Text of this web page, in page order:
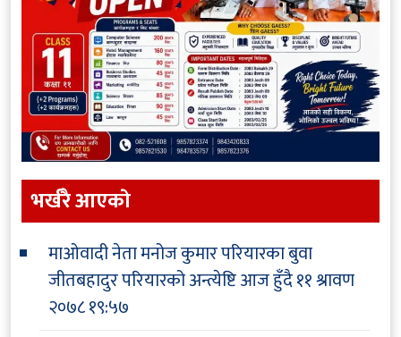
भर्खरै आएकाे
माओवादी नेता मनोज कुमार परियारका बुवा
जीतबहादुर परियारको अन्त्येष्टि आज हुँदै११ श्रावण
२०७८ १९:५७